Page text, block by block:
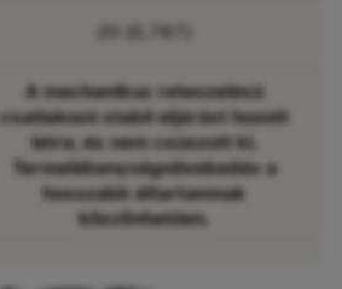
A mechanikus reteszelésű
csatlakozó stabil eljárást hozott
létre, és nem csúszott ki.
Termelékenységnövekedés a
hosszabb éltartamnak
köszönhetően.